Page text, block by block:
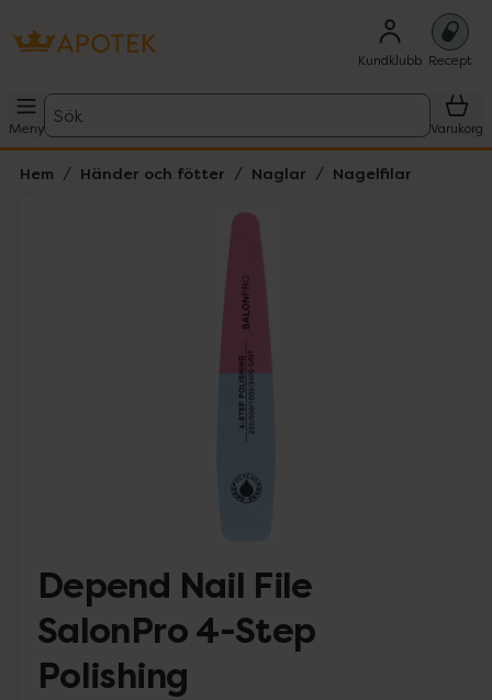
Kundklubb Recept
Meny
Sök
Varukorg
Hem Händer och fötter Naglar Nagelfilar
Lista: . Innehåller 1 objekt.
Depend Nail File
SalonPro 4-Step
Polishing